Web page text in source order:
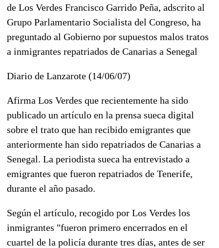
de Los Verdes Francisco Garrido Peña, adscrito al
Grupo Parlamentario Socialista del Congreso, ha
preguntado al Gobierno por supuestos malos tratos
a inmigrantes repatriados de Canarias a Senegal
Diario de Lanzarote (14/06/07)
Afirma Los Verdes que recientemente ha sido
publicado un artículo en la prensa sueca digital
sobre el trato que han recibido emigrantes que
anteriormente han sido repatriados de Canarias a
Senegal. La periodista sueca ha entrevistado a
emigrantes que fueron repatriados de Tenerife,
durante el año pasado.
Según el artículo, recogido por Los Verdes los
inmigrantes "fueron primero encerrados en el
cuartel de la policía durante tres días, antes de ser